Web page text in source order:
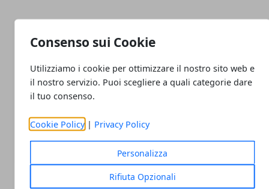
Consenso sui Cookie
Utilizziamo i cookie per ottimizzare il nostro sito web e
il nostro servizio. Puoi scegliere a quali categorie dare
il tuo consenso.
Cookie Policy| Privacy Policy
Personalizza
Rifiuta Opzionali
Redazione